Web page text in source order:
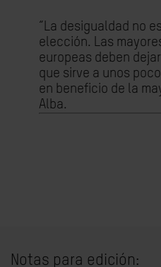
“La desigualdad no
elección. Las
europeas deben
que sirve a unos
en beneficio de la
Alba.
Notas para edición: